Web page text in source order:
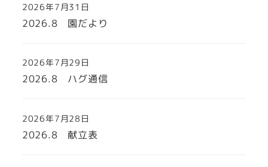
2026.8 園だより
2026年7月31日
2026.8 ハグ通信
2026年7月29日
2026.8 献立表
2026年7月28日